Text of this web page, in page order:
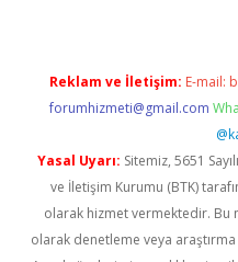
Reklam ve İletişim: E-mail:
forumhizmeti@gmail.com
Yasal Uyarı: Sitemiz, 5651
ve İletişim Kurumu (BTK)
olarak hizmet vermektedir.
olarak denetleme veya